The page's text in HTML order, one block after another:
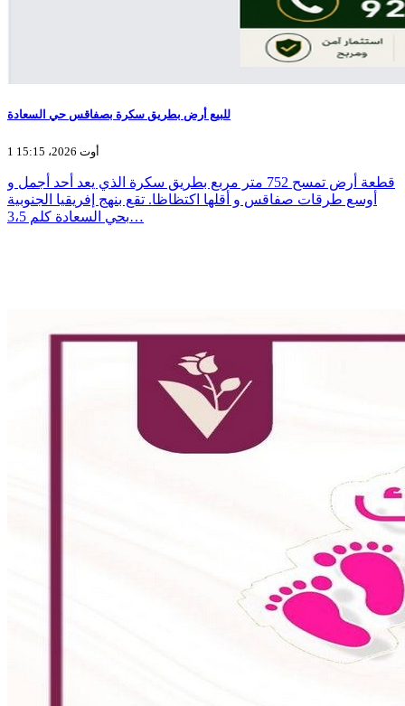
للبيع أرض بطريق سكرة بصفاقس حي السعادة
1 أوت 2026، 15:15
قطعة أرض تمسح 752 متر مربع بطريق سكرة الذي يعد أحد أجمل و
أوسع طرقات صفاقس و أقلها اكتظاظا. تقع بنهج إفريقيا الجنوبية
بحي السعادة كلم 3،5…